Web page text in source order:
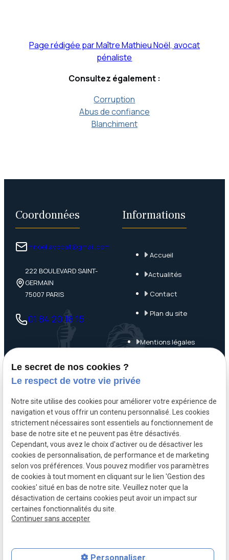
Page rédigée par Maître Mathieu Noël, avocat
pénaliste
Consultez également :
Corruption
Abus de confiance
Blanchiment
Coordonnées
mnoel.avocat@gmail.com
222 BOULEVARD SAINT-
GERMAIN
75007 PARIS
01 84 20 18 15
Informations
Accueil
Actualités
Contact
Plan du site
Mentions légales
A propos
Maître Mathieu NOËL, avocat pénaliste à Paris 7, assure une
défense réactive, rigoureuse et humaine en droit pénal
général, économique et d’urgence, à Paris, Bobigny et Evry.
Le secret de nos cookies ?
Le respect de votre vie privée
Notre site utilise des cookies pour améliorer votre expérience de
navigation et vous offrir un contenu personnalisé. Les cookies
strictement nécessaires sont essentiels au fonctionnement de
base de notre site et ne peuvent pas être désactivés.
Cependant, vous avez le choix d'activer ou de désactiver les
cookies de personnalisation, de performance et de marketing
selon vos préférences. Vous pouvez modifier vos paramètres
de cookies à tout moment en cliquant sur le lien 'Gestion des
cookies' situé en bas de notre site. Veuillez noter que la
désactivation de certains cookies peut avoir un impact sur
certaines fonctionnalités du site.
Continuer sans accepter
Personnaliser